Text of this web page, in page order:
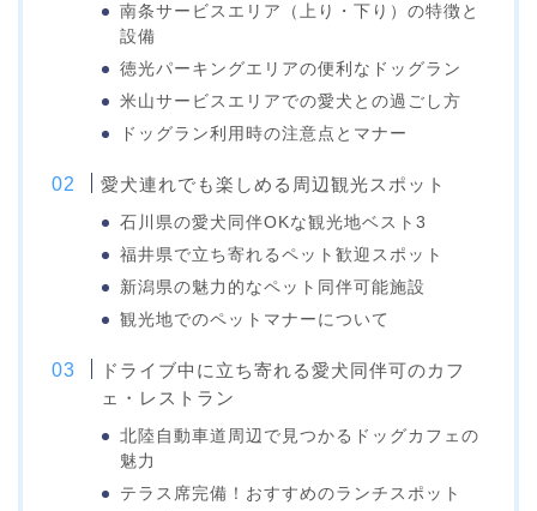
南条サービスエリア（上り・下り）の特徴と
設備
徳光パーキングエリアの便利なドッグラン
米山サービスエリアでの愛犬との過ごし方
ドッグラン利用時の注意点とマナー
愛犬連れでも楽しめる周辺観光スポット
石川県の愛犬同伴OKな観光地ベスト3
福井県で立ち寄れるペット歓迎スポット
新潟県の魅力的なペット同伴可能施設
観光地でのペットマナーについて
ドライブ中に立ち寄れる愛犬同伴可のカフ
ェ・レストラン
北陸自動車道周辺で見つかるドッグカフェの
魅力
テラス席完備！おすすめのランチスポット